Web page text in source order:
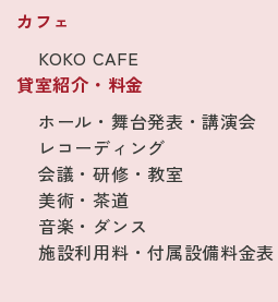
カフェ
KOKO CAFE
貸室紹介・料金
ホール・舞台発表・講演会
レコーディング
会議・研修・教室
美術・茶道
音楽・ダンス
施設利用料・付属設備料金表